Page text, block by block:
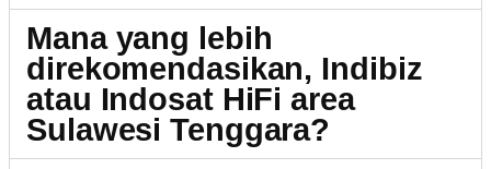
Mana yang lebih
direkomendasikan, Indibiz
atau Indosat HiFi area
Sulawesi Tenggara?